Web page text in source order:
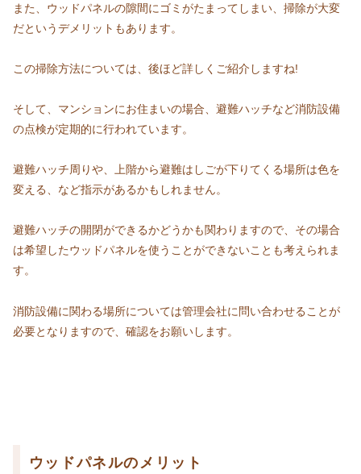
また、ウッドパネルの隙間にゴミがたまってしまい、掃除が大変
だというデメリットもあります。
この掃除方法については、後ほど詳しくご紹介しますね!
そして、マンションにお住まいの場合、避難ハッチなど消防設備
の点検が定期的に行われています。
避難ハッチ周りや、上階から避難はしごが下りてくる場所は色を
変える、など指示があるかもしれません。
避難ハッチの開閉ができるかどうかも関わりますので、その場合
は希望したウッドパネルを使うことができないことも考えられま
す。
消防設備に関わる場所については管理会社に問い合わせることが
必要となりますので、確認をお願いします。
ウッドパネルのメリット